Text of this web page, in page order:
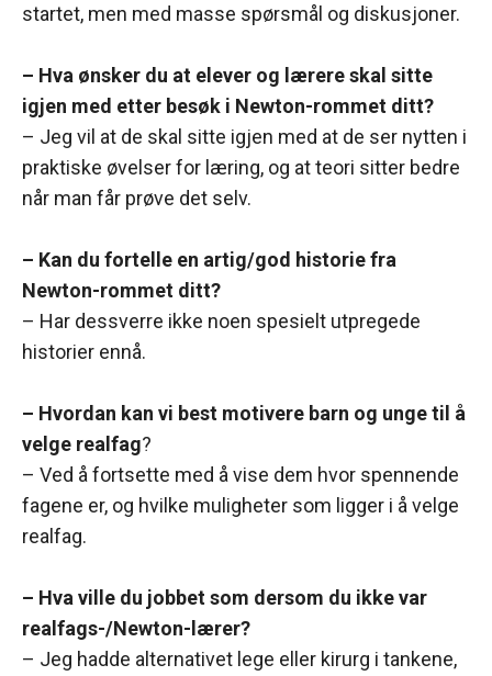
startet, men med masse spørsmål og diskusjoner.
– Hva ønsker du at elever og lærere skal sitte
igjen med etter besøk i Newton-rommet ditt?
– Jeg vil at de skal sitte igjen med at de ser nytten i
praktiske øvelser for læring, og at teori sitter bedre
når man får prøve det selv.
– Kan du fortelle en artig/god historie fra
Newton-rommet ditt?
– Har dessverre ikke noen spesielt utpregede
historier ennå.
– Hvordan kan vi best motivere barn og unge til å
velge realfag?
– Ved å fortsette med å vise dem hvor spennende
fagene er, og hvilke muligheter som ligger i å velge
realfag.
– Hva ville du jobbet som dersom du ikke var
realfags-/Newton-lærer?
– Jeg hadde alternativet lege eller kirurg i tankene,